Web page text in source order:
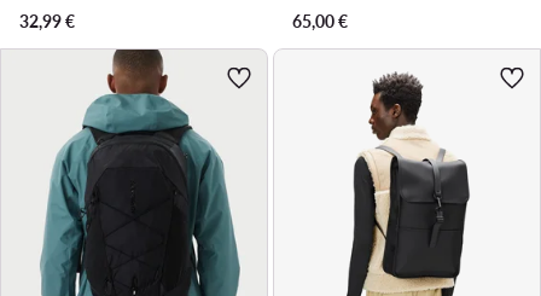
32,99€
65,00€